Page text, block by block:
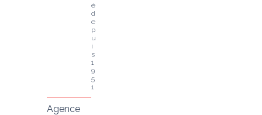
é
d
e
p
u
i
s
1
9
5
1
Agence